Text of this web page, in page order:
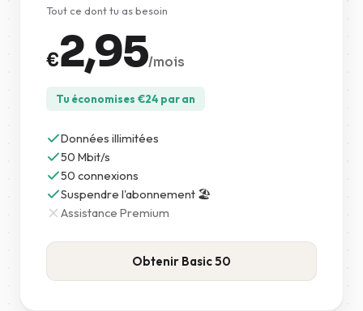
Tout ce dont tu as besoin
€2,95/mois
Tu économises €24 par an
Données illimitées
50 Mbit/s
50 connexions
Suspendre l'abonnement 🏖️
Assistance Premium
Obtenir Basic 50